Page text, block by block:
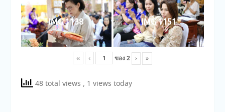
IMG 1138 IMG 1151
« ‹ ของ2 › »
48 total views , 1 views today